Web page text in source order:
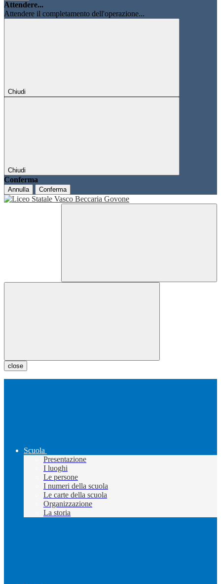
Attendere...
Attendere il completamento dell'operazione...
Chiudi
Chiudi
Conferma
Annulla Conferma
close
Scuola
Presentazione
I luoghi
Le persone
I numeri della scuola
Le carte della scuola
Organizzazione
La storia